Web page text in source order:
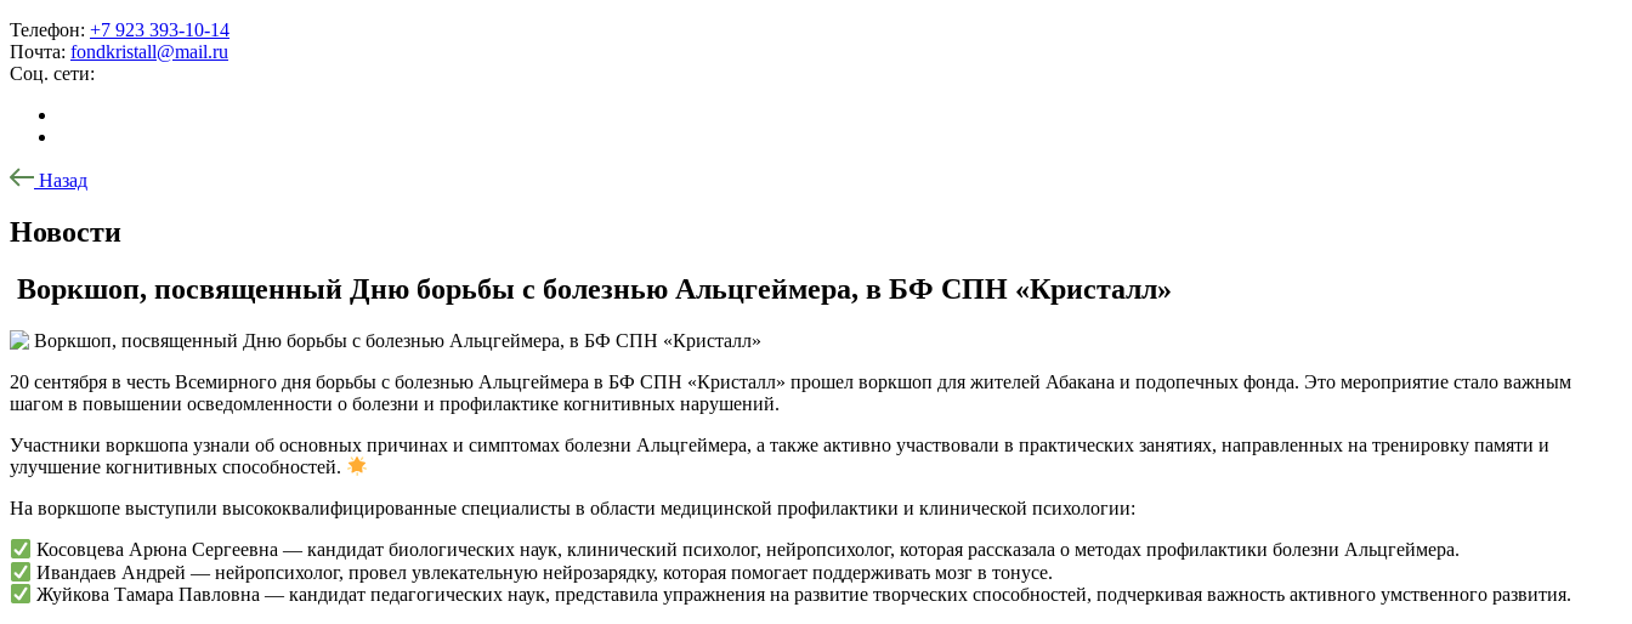
Телефон: +7 923 393-10-14
Почта: fondkristall@mail.ru
Соц. сети:
Назад
Новости
Воркшоп, посвященный Дню борьбы с болезнью Альцгеймера, в БФ СПН «Кристалл»
20 сентября в честь Всемирного дня борьбы с болезнью Альцгеймера в БФ СПН «Кристалл» прошел воркшоп для жителей Абакана и подопечных фонда. Это мероприятие стало важным
шагом в повышении осведомленности о болезни и профилактике когнитивных нарушений.
Участники воркшопа узнали об основных причинах и симптомах болезни Альцгеймера, а также активно участвовали в практических занятиях, направленных на тренировку памяти и
улучшение когнитивных способностей.
На воркшопе выступили высококвалифицированные специалисты в области медицинской профилактики и клинической психологии:
Косовцева Арюна Сергеевна — кандидат биологических наук, клинический психолог, нейропсихолог, которая рассказала о методах профилактики болезни Альцгеймера.
Ивандаев Андрей — нейропсихолог, провел увлекательную нейрозарядку, которая помогает поддерживать мозг в тонусе.
Жуйкова Тамара Павловна — кандидат педагогических наук, представила упражнения на развитие творческих способностей, подчеркивая важность активного умственного развития.